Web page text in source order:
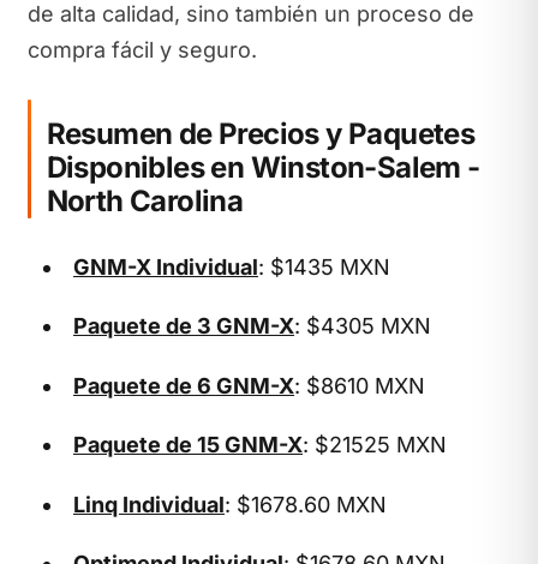
de alta calidad, sino también un proceso de
compra fácil y seguro.
Resumen de Precios y Paquetes
Disponibles en Winston-Salem -
North Carolina
GNM-X Individual: $1435 MXN
Paquete de 3 GNM-X: $4305 MXN
Paquete de 6 GNM-X: $8610 MXN
Paquete de 15 GNM-X: $21525 MXN
Linq Individual: $1678.60 MXN